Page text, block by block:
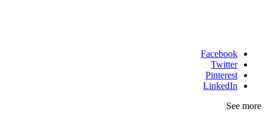
Facebook
Twitter
Pinterest
LinkedIn
See more